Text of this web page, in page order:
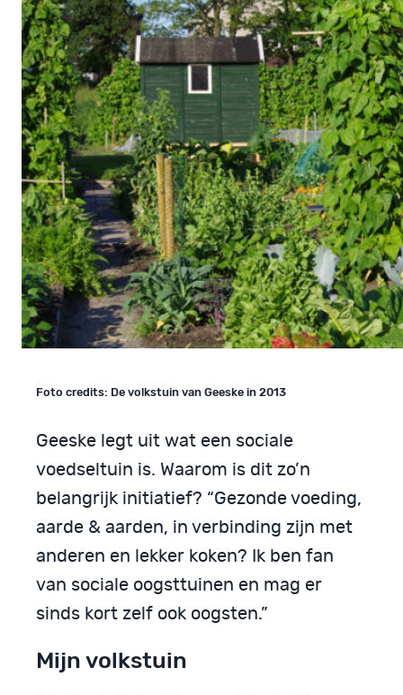
Foto credits: De volkstuin van Geeske in 2013
Geeske legt uit wat een sociale
voedseltuin is. Waarom is dit zo’n
belangrijk initiatief? “Gezonde voeding,
aarde & aarden, in verbinding zijn met
anderen en lekker koken? Ik ben fan
van sociale oogsttuinen en mag er
sinds kort zelf ook oogsten.”
Mijn volkstuin